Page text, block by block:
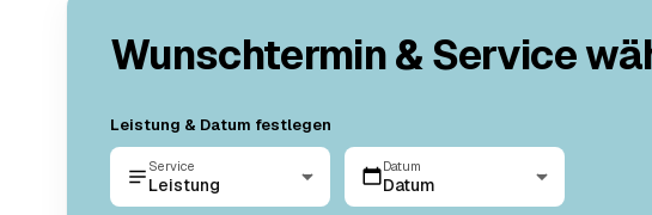
Wunschtermin & Service
Leistung & Datum festlegen
Service
Leistung
Datum
Datum